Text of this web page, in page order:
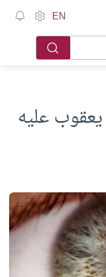
EN
عليه